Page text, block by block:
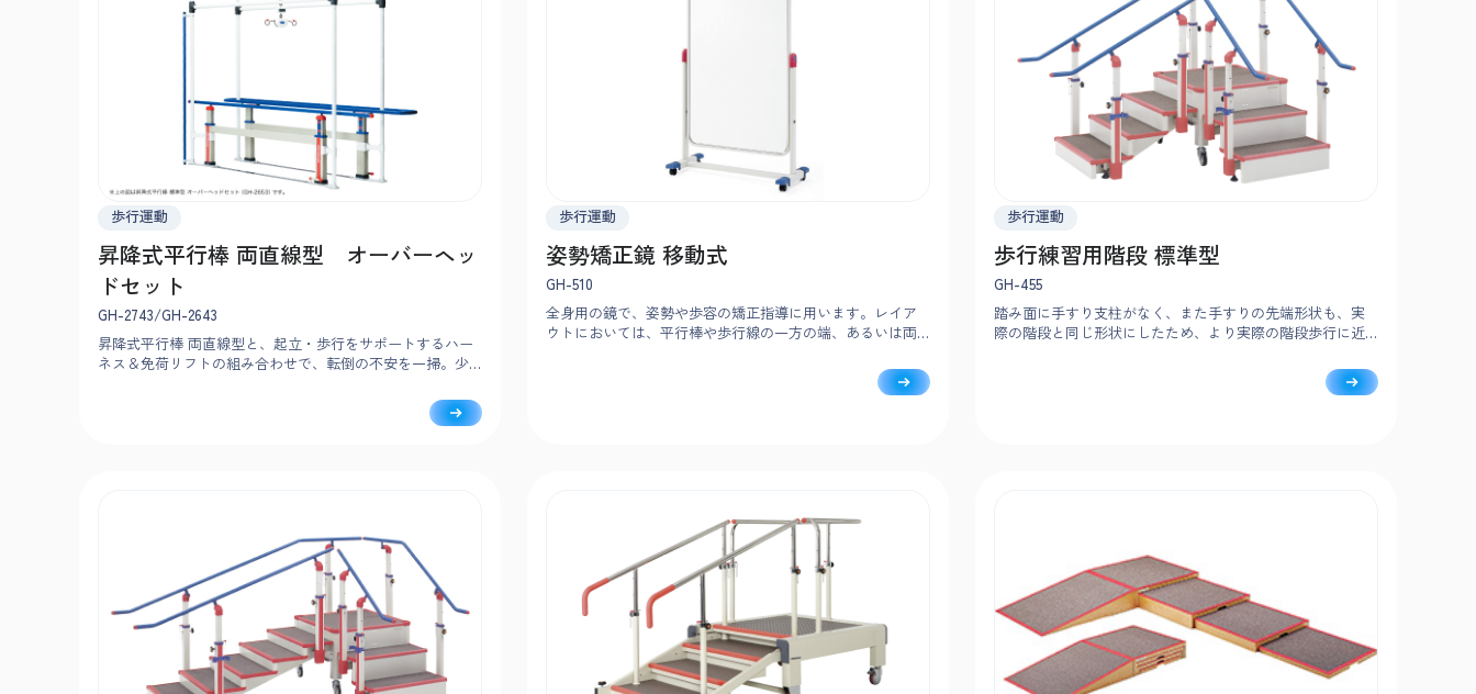
歩行運動
昇降式平行棒 両直線型 オーバーヘッ
ドセット
GH-2743/GH-2643
昇降式平行棒 両直線型と、起立・歩行をサポートするハー
ネス＆免荷リフトの組み合わせで、転倒の不安を一掃。少
歩行運動
姿勢矯正鏡 移動式
GH-510
全身用の鏡で、姿勢や歩容の矯正指導に用います。レイア
ウトにおいては、平行棒や歩行線の一方の端、あるいは両
歩行運動
歩行練習用階段 標準型
GH-455
踏み面に手すり支柱がなく、また手すりの先端形状も、実
際の階段と同じ形状にしたため、より実際の階段歩行に近